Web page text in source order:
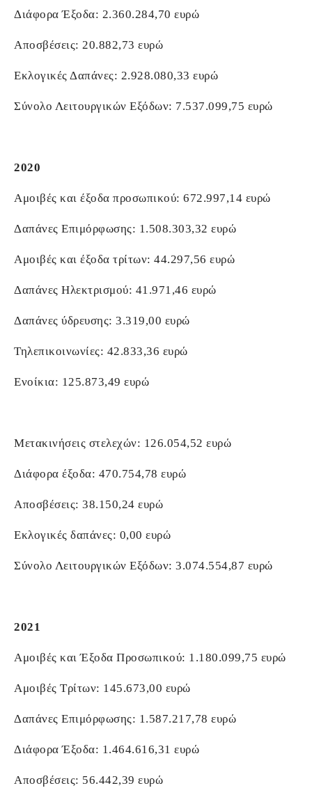
Διάφορα Έξοδα: 2.360.284,70 ευρώ
Αποσβέσεις: 20.882,73 ευρώ
Εκλογικές Δαπάνες: 2.928.080,33 ευρώ
Σύνολο Λειτουργικών Εξόδων: 7.537.099,75 ευρώ
2020
Αμοιβές και έξοδα προσωπικού: 672.997,14 ευρώ
Δαπάνες Επιμόρφωσης: 1.508.303,32 ευρώ
Αμοιβές και έξοδα τρίτων: 44.297,56 ευρώ
Δαπάνες Ηλεκτρισμού: 41.971,46 ευρώ
Δαπάνες ύδρευσης: 3.319,00 ευρώ
Τηλεπικοινωνίες: 42.833,36 ευρώ
Ενοίκια: 125.873,49 ευρώ
Μετακινήσεις στελεχών: 126.054,52 ευρώ
Διάφορα έξοδα: 470.754,78 ευρώ
Αποσβέσεις: 38.150,24 ευρώ
Εκλογικές δαπάνες: 0,00 ευρώ
Σύνολο Λειτουργικών Εξόδων: 3.074.554,87 ευρώ
2021
Αμοιβές και Έξοδα Προσωπικού: 1.180.099,75 ευρώ
Αμοιβές Τρίτων: 145.673,00 ευρώ
Δαπάνες Επιμόρφωσης: 1.587.217,78 ευρώ
Διάφορα Έξοδα: 1.464.616,31 ευρώ
Αποσβέσεις: 56.442,39 ευρώ